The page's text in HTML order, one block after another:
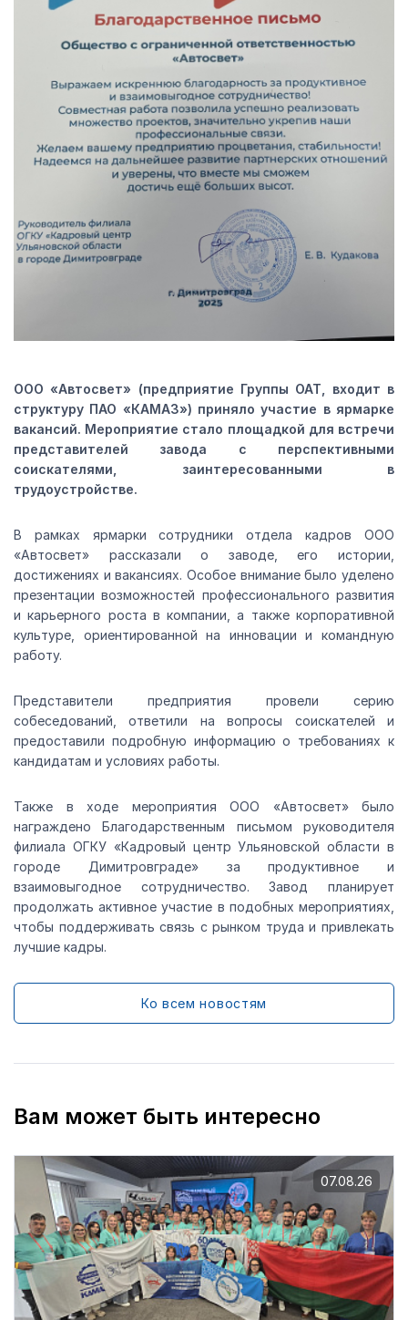
ООО «Автосвет» (предприятие Группы ОАТ, входит в
структуру ПАО «КАМАЗ») приняло участие в ярмарке
вакансий. Мероприятие стало площадкой для встречи
представителей завода с перспективными
соискателями, заинтересованными в
трудоустройстве.
В рамках ярмарки сотрудники отдела кадров ООО
«Автосвет» рассказали о заводе, его истории,
достижениях и вакансиях. Особое внимание было уделено
презентации возможностей профессионального развития
и карьерного роста в компании, а также корпоративной
культуре, ориентированной на инновации и командную
работу.
Представители предприятия провели серию
собеседований, ответили на вопросы соискателей и
предоставили подробную информацию о требованиях к
кандидатам и условиях работы.
Также в ходе мероприятия ООО «Автосвет» было
награждено Благодарственным письмом руководителя
филиала ОГКУ «Кадровый центр Ульяновской области в
городе Димитровграде» за продуктивное и
взаимовыгодное сотрудничество. Завод планирует
продолжать активное участие в подобных мероприятиях,
чтобы поддерживать связь с рынком труда и привлекать
лучшие кадры.
Ко всем новостям
Вам может быть интересно
07.08.26